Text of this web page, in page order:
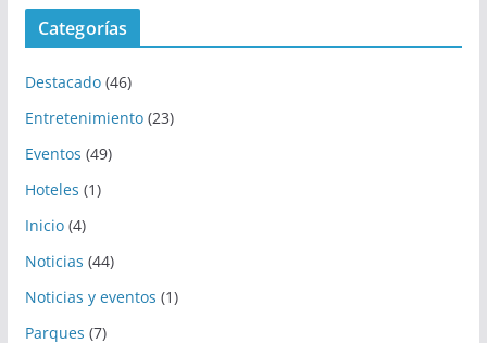
Categorías
Destacado(46)
Entretenimiento(23)
Eventos (49)
Hoteles (1)
Inicio(4)
Noticias (44)
Noticias y eventos (1)
Parques (7)